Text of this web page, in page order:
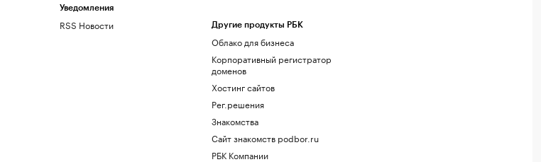
Уведомления
RSS Новости Другие продукты РБК
Облако для бизнеса
Корпоративный регистратор
доменов
Хостинг сайтов
Рег.решения
Знакомства
Сайт знакомств podbor.ru
РБК Компании